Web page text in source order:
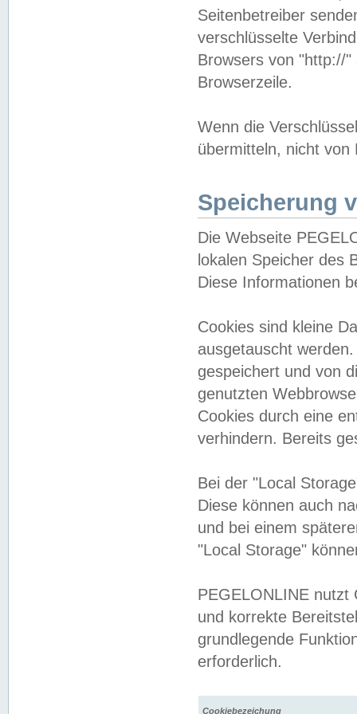
Seitenbetreiber
verschlüsselte
Browsers von "http://
Browserzeile.
Wenn die
übermitteln, nicht von
Speicherung
Die Webseite
lokalen Speicher des
Diese Informationen
Cookies sind kleine
ausgetauscht
gespeichert und von
genutzten
Cookies durch eine
verhindern. Bereits
Bei der "Local
Diese können auch
und bei einem
"Local Storage"
PEGELONLINE nutzt
und korrekte
grundlegende
erforderlich.
Cookiebezeichung